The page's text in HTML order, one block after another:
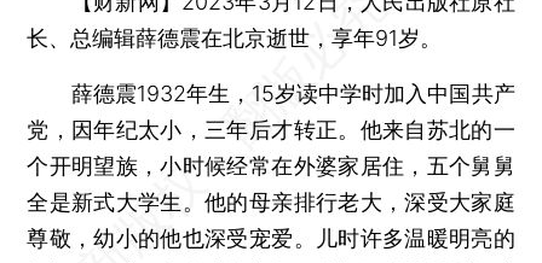
长、总编辑薛德震在北京逝世，享年91岁。
薛德震1932年生，15岁读中学时加入中国共产
党，因年纪太小，三年后才转正。他来自苏北的一
个开明望族，小时候经常在外婆家居住，五个舅舅
全是新式大学生。他的母亲排行老大，深受大家庭
尊敬，幼小的他也深受宠爱。儿时许多温暖明亮的